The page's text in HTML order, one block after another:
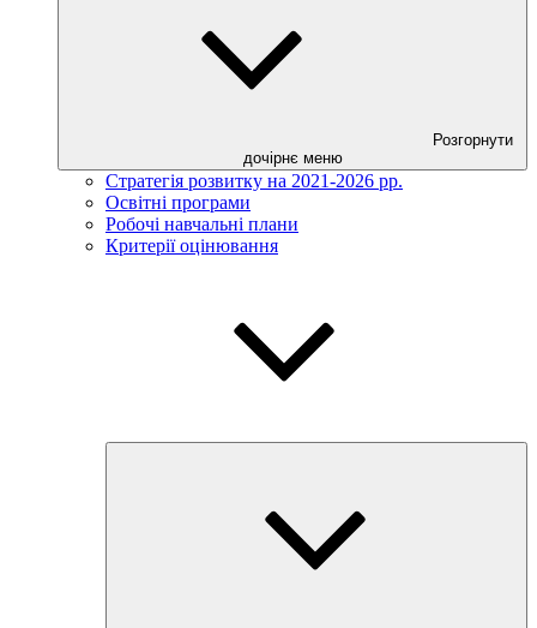
Розгорнути
дочірнє меню
Стратегія розвитку на 2021-2026 рр.
Освітні програми
Робочі навчальні плани
Критерії оцінювання